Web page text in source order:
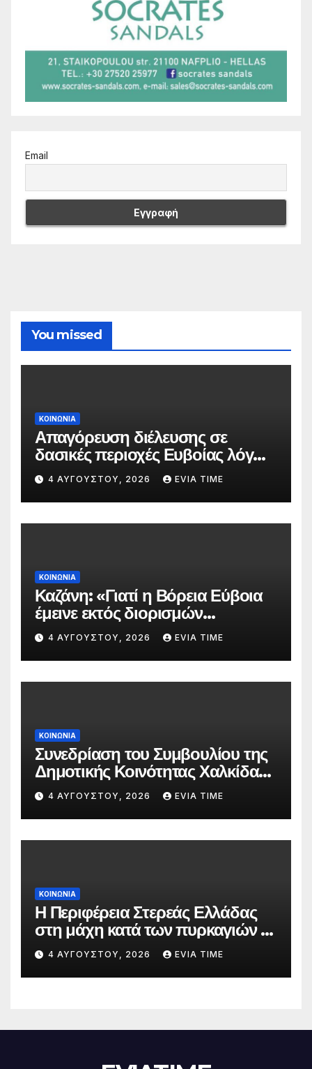
Email
You missed
ΚΟΙΝΩΝΙΑ
Απαγόρευση διέλευσης σε
δασικές περιοχές Ευβοίας λόγω
πολύ υψηλού κινδύνου
πυρκαγιάς
4 ΑΥΓΟΎΣΤΟΥ, 2026 EVIA TIME
ΚΟΙΝΩΝΙΑ
Καζάνη: «Γιατί η Βόρεια Εύβοια
έμεινε εκτός διορισμών
δασκάλων;»
4 ΑΥΓΟΎΣΤΟΥ, 2026 EVIA TIME
ΚΟΙΝΩΝΙΑ
Συνεδρίαση του Συμβουλίου της
Δημοτικής Κοινότητας Χαλκίδας
την 5 Αυγούστου
4 ΑΥΓΟΎΣΤΟΥ, 2026 EVIA TIME
ΚΟΙΝΩΝΙΑ
Η Περιφέρεια Στερεάς Ελλάδας
στη μάχη κατά των πυρκαγιών –
Δράσεις και στήριξη σε πέντε
περιφερειακές ενότητες
4 ΑΥΓΟΎΣΤΟΥ, 2026 EVIA TIME